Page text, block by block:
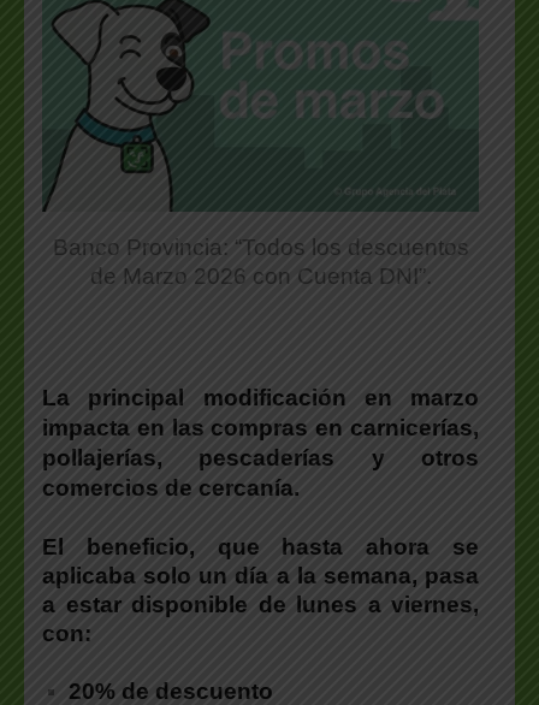
Banco Provincia: “Todos los descuentos
de Marzo 2026 con Cuenta DNI”.
La principal modificación en marzo
impacta en las compras en carnicerías,
pollajerías, pescaderías y otros
comercios de cercanía.
El beneficio, que hasta ahora se
aplicaba solo un día a la semana, pasa
a estar disponible de lunes a viernes,
con:
20% de descuento